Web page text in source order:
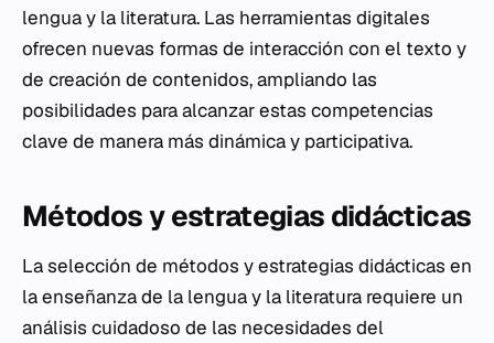
lengua y la literatura. Las herramientas digitales
ofrecen nuevas formas de interacción con el texto y
de creación de contenidos, ampliando las
posibilidades para alcanzar estas competencias
clave de manera más dinámica y participativa.
Métodos y estrategias didácticas
La selección de métodos y estrategias didácticas en
la enseñanza de la lengua y la literatura requiere un
análisis cuidadoso de las necesidades del